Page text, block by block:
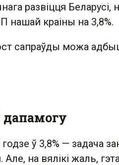
развіцця Беларусі,
нашай краіны на 3,8%.
сапраўды можа
ў 3,8% — задача
на вялікі жаль,